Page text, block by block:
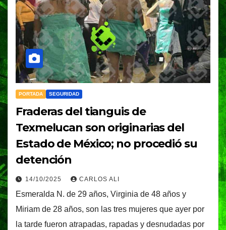
PORTADA SEGURIDAD
Fraderas del tianguis de
Texmelucan son originarias del
Estado de México; no procedió su
detención
14/10/2025 CARLOS ALI
Esmeralda N. de 29 años, Virginia de 48 años y
Miriam de 28 años, son las tres mujeres que ayer por
la tarde fueron atrapadas, rapadas y desnudadas por